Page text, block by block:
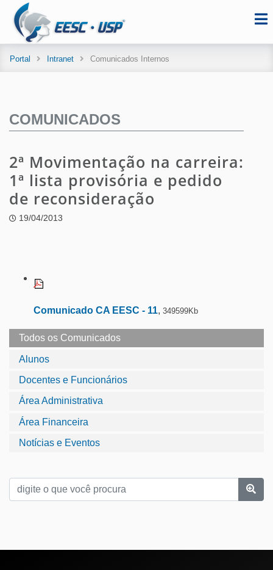
Portal Intranet Comunicados Internos
Todos os Comunicados
Alunos
Docentes e Funcionários
Área Administrativa
Área Financeira
Notícias e Eventos
COMUNICADOS
2ª Movimentação na carreira:
1ª lista provisória e pedido
de reconsideração
19/04/2013
Comunicado CA EESC - 11, 349599Kb